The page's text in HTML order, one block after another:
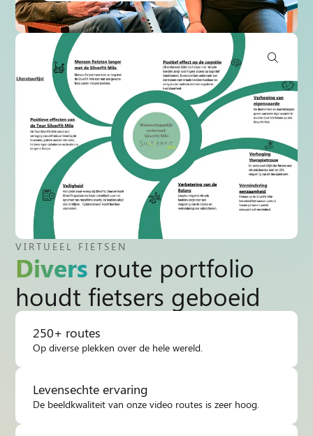
VIRTUEEL FIETSEN
Divers route portfolio
houdt fietsers geboeid
250+ routes
Op diverse plekken over de hele wereld.
Levensechte ervaring
De beeldkwaliteit van onze video routes is zeer hoog.